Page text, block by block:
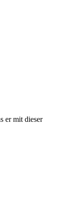
er mit dieser